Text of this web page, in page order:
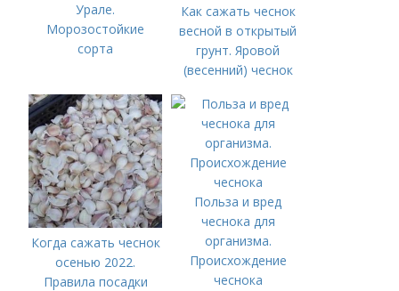
Урале.
Морозостойкие
сорта
Как сажать чеснок
весной в открытый
грунт. Яровой
(весенний) чеснок
Когда сажать чеснок
осенью 2022.
Правила посадки
Польза и вред
чеснока для
организма.
Происхождение
чеснока